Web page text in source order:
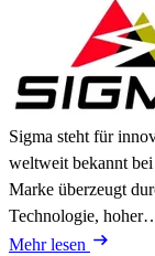
Sigma steht für
weltweit bekannt
Marke überzeugt
Technologie,
Mehr lesen